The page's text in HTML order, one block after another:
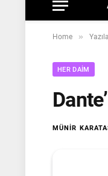
Home »
HER DAIM
MÜNIR